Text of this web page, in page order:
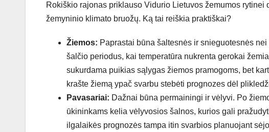
Rokiškio rajonas priklauso Vidurio Lietuvos žemumos
žemyninio klimato bruožų. Ką tai reiškia praktiškai?
Žiemos: Paprastai būna šaltesnės ir snieguotesnės
šalčio periodus, kai temperatūra nukrenta gerokai
sukurdama puikias sąlygas žiemos pramogoms, bet
krašte žiemą ypač svarbu stebėti prognozes dėl
Pavasariai: Dažnai būna permainingi ir vėlyvi. Po
ūkininkams kelia vėlyvosios šalnos, kurios gali
ilgalaikės prognozės tampa itin svarbios planuojant